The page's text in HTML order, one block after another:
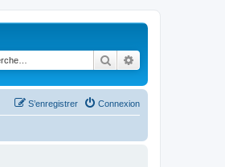
Rechercher
Connexion
S’enregistrer